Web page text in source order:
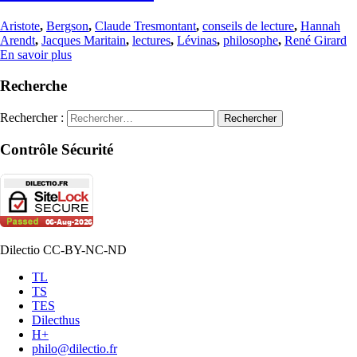
Aristote, Bergson, Claude Tresmontant, conseils de lecture, Hannah
Arendt, Jacques Maritain, lectures, Lévinas, philosophe, René Girard
En savoir plus
Recherche
Rechercher :
Contrôle Sécurité
Dilectio CC-BY-NC-ND
TL
TS
TES
Dilecthus
H+
philo@dilectio.fr